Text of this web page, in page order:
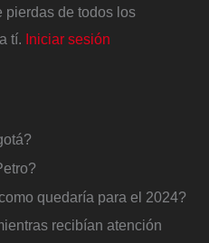
pierdas de todos los
tí. Iniciar sesión
quedaría para el 2024?
recibían atención